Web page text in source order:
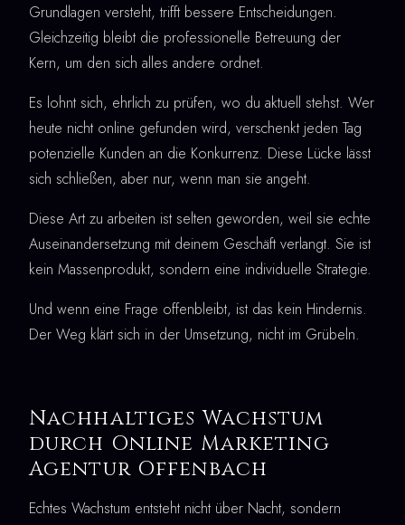
Grundlagen versteht, trifft bessere Entscheidungen.
Gleichzeitig bleibt die professionelle Betreuung der
Kern, um den sich alles andere ordnet.
Es lohnt sich, ehrlich zu prüfen, wo du aktuell stehst. Wer
heute nicht online gefunden wird, verschenkt jeden Tag
potenzielle Kunden an die Konkurrenz. Diese Lücke lässt
sich schließen, aber nur, wenn man sie angeht.
Diese Art zu arbeiten ist selten geworden, weil sie echte
Auseinandersetzung mit deinem Geschäft verlangt. Sie ist
kein Massenprodukt, sondern eine individuelle Strategie.
Und wenn eine Frage offenbleibt, ist das kein Hindernis.
Der Weg klärt sich in der Umsetzung, nicht im Grübeln.
Nachhaltiges Wachstum
durch Online Marketing
Agentur Offenbach
Echtes Wachstum entsteht nicht über Nacht, sondern